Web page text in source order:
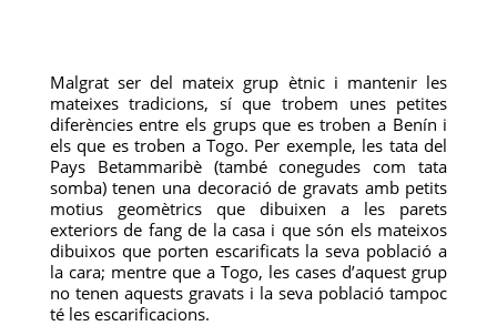
Malgrat ser del mateix grup ètnic i mantenir les
mateixes tradicions, sí que trobem unes petites
diferències entre els grups que es troben a Benín i
els que es troben a Togo. Per exemple, les tata del
Pays Betammaribè (també conegudes com tata
somba) tenen una decoració de gravats amb petits
motius geomètrics que dibuixen a les parets
exteriors de fang de la casa i que són els mateixos
dibuixos que porten escarificats la seva població a
la cara; mentre que a Togo, les cases d’aquest grup
no tenen aquests gravats i la seva població tampoc
té les escarificacions.